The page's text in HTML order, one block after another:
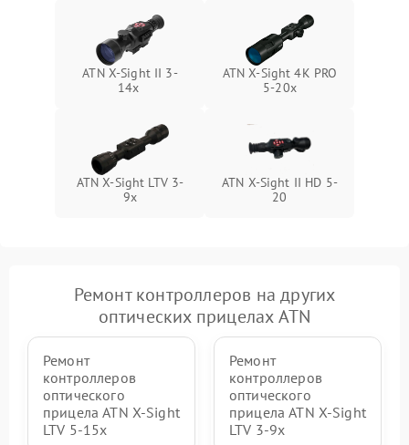
ATN X-Sight II 3-
14x
ATN X-Sight 4K PRO
5-20x
ATN X-Sight LTV 3-
9x
ATN X-Sight II HD 5-
20
Ремонт контроллеров на других
оптических прицелах ATN
Ремонт
контроллеров
оптического
прицела ATN X-Sight
LTV 5-15x
Ремонт
контроллеров
оптического
прицела ATN X-Sight
LTV 3-9x